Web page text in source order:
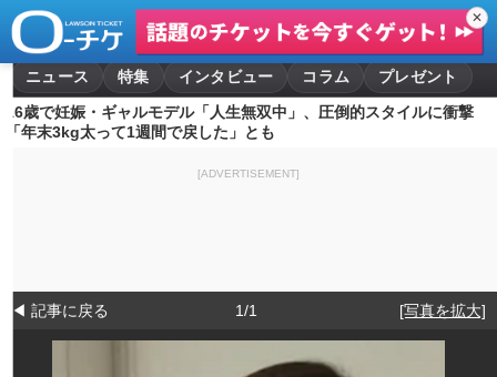
✕
ニュース 特集 インタビュー コラム
プレゼント
16歳で妊娠・ギャルモデル「人生無双中」、圧倒的スタイルに衝撃
「年末3kg太って1週間で戻した」とも
[ADVERTISEMENT]
◀ 記事に戻る 1/1 [写真を拡大]